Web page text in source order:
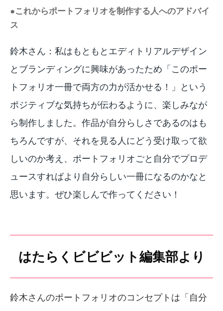
●これからポートフォリオを制作する人へのアドバイ
ス
鈴木さん：私はもともとエディトリアルデザイン
とブランディングに興味があったため「このポー
トフォリオ一冊で両方の力が活かせる！」という
ポジティブな気持ちが伝わるように、楽しみなが
ら制作しました。作品が自分らしさであるのはも
ちろんですが、それを見る人にどう受け取って欲
しいのか考え、ポートフォリオごと自分でプロデ
ュースすればより自分らしい一冊になるのかなと
思います。ぜひ楽しんで作ってください！
はたらくビビビット編集部より
鈴木さんのポートフォリオのコンセプトは「自分